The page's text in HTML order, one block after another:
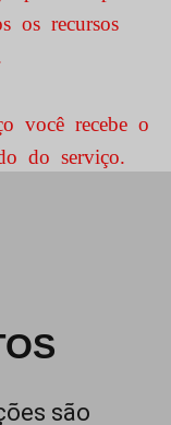
os recursos
você recebe o
do serviço.
são